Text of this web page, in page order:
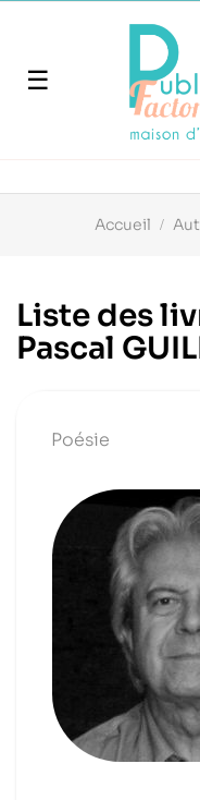
Basculer
navigation
☰
Accueil
Liste des
Pascal
Poésie